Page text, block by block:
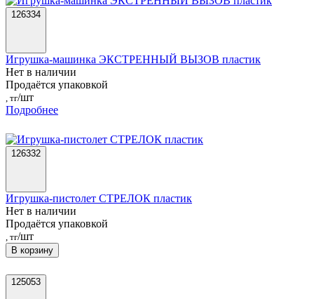
126334
Игрушка-машинка ЭКСТРЕННЫЙ ВЫЗОВ пластик
Нет в наличии
Продаётся упаковкой
, тг/шт
Подробнее
126332
Игрушка-пистолет СТРЕЛОК пластик
Нет в наличии
Продаётся упаковкой
, тг/шт
В корзину
125053